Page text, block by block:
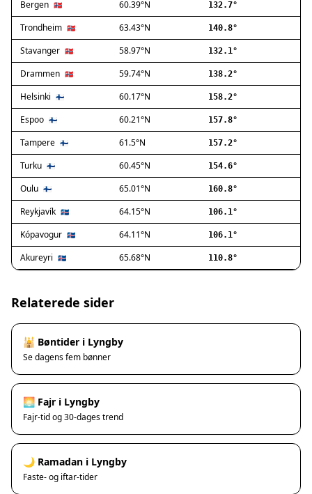
Fredensborg
Frederiksberg
Frederikssund
Frederiksværk
Gentofte
Gladsaxe
Glostrup
Greve
Hedehusene
Herlev
Hvidovre
Høje-Taastrup
Ishøj
Jyllinge
Lillerød
Lyngby
Vanløse
Haslev
Bergen 🇳🇴 60.39°N 132.7°
Trondheim 🇳🇴 63.43°N 140.8°
Stavanger 🇳🇴 58.97°N 132.1°
Drammen 🇳🇴 59.74°N 138.2°
Helsinki 🇫🇮 60.17°N 158.2°
Espoo 🇫🇮 60.21°N 157.8°
Tampere 🇫🇮 61.5°N 157.2°
Turku 🇫🇮 60.45°N 154.6°
Oulu 🇫🇮 65.01°N 160.8°
Reykjavík 🇮🇸 64.15°N 106.1°
Kópavogur 🇮🇸 64.11°N 106.1°
Akureyri 🇮🇸 65.68°N 110.8°
Relaterede sider
🕌 Bøntider i Lyngby
Se dagens fem bønner
🌅 Fajr i Lyngby
Fajr-tid og 30-dages trend
🌙 Ramadan i Lyngby
Faste- og iftar-tider